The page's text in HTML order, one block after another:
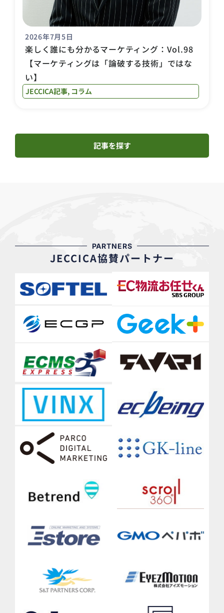
2026年7月5日
楽しく誰にも分かるマーケティング：Vol.98
【マーケティングは「論破する技術」ではな
い】
JECCICA記事, コラム
記事を探す
PARTNERS
JECCICA協賛パートナー